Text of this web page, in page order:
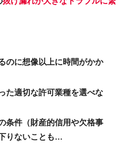
のに想像以上に時間がかか
た適切な許可業種を選べな
条件（財産的信用や欠格事
りないことも…